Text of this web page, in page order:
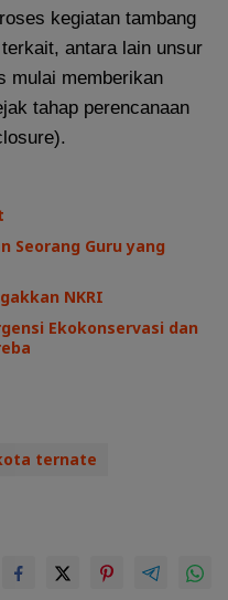
kegiatan tambang
antara lain unsur
mulai memberikan
tahap perencanaan
Seorang Guru yang
NKRI
Ekokonservasi dan
ternate